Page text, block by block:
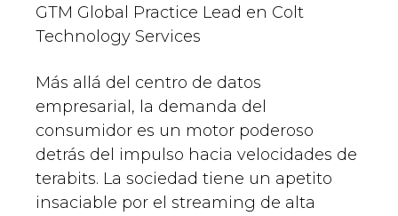
GTM Global Practice Lead en Colt
Technology Services
Más allá del centro de datos
empresarial, la demanda del
consumidor es un motor poderoso
detrás del impulso hacia velocidades de
terabits. La sociedad tiene un apetito
insaciable por el streaming de alta